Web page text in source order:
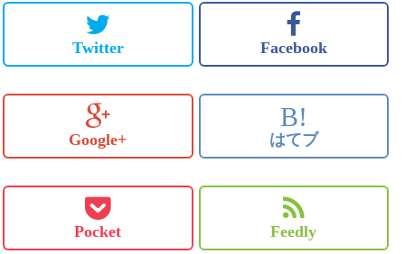
Twitter Facebook
Google+
B!
はてブ
Pocket Feedly